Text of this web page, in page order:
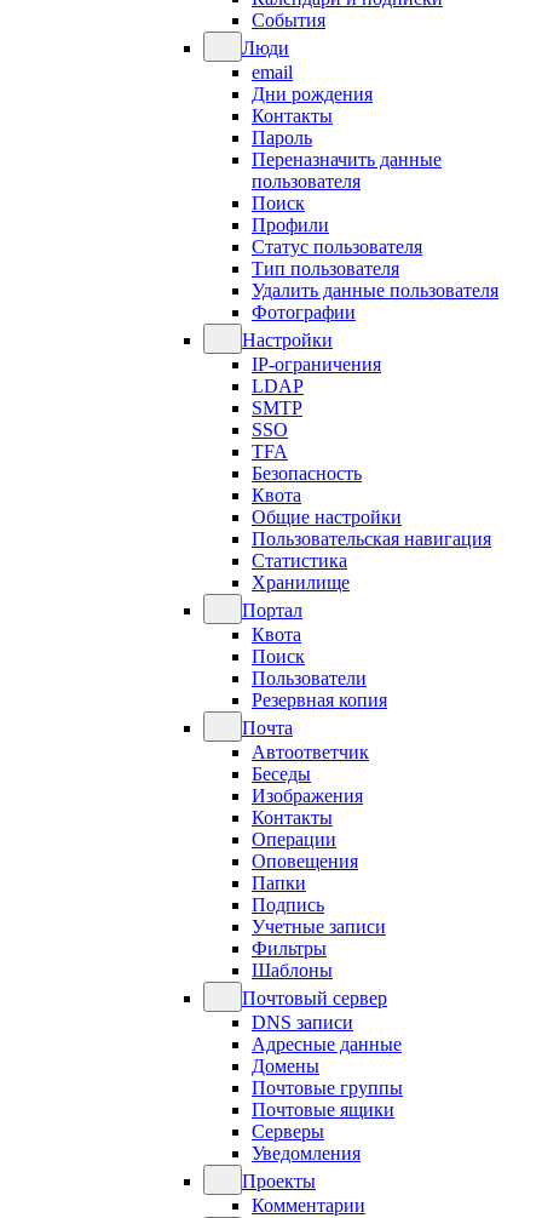
События
Люди
email
Дни рождения
Контакты
Пароль
Переназначить данные
пользователя
Поиск
Профили
Статус пользователя
Тип пользователя
Удалить данные пользователя
Фотографии
Настройки
IP-ограничения
LDAP
SMTP
SSO
TFA
Безопасность
Квота
Общие настройки
Пользовательская навигация
Статистика
Хранилище
Портал
Квота
Поиск
Пользователи
Резервная копия
Почта
Автоответчик
Беседы
Изображения
Контакты
Операции
Оповещения
Папки
Подпись
Учетные записи
Фильтры
Шаблоны
Почтовый сервер
DNS записи
Адресные данные
Домены
Почтовые группы
Почтовые ящики
Серверы
Уведомления
Проекты
Комментарии